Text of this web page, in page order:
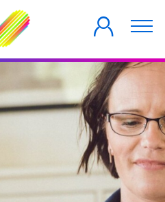
FÖRETAG